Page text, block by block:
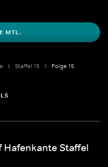
MTL.
Staffel 15 Folge 15
Hafenkante Staffel